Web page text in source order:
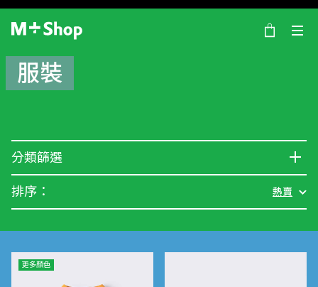
×
M+ Shop
服裝
分類篩選
排序： 熱賣
更多顏色